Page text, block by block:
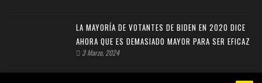
LA MAYORÍA DE VOTANTES DE BIDEN EN 2020 DICE
AHORA QUE ES DEMASIADO MAYOR PARA SER EFICAZ
3 Marzo, 2024